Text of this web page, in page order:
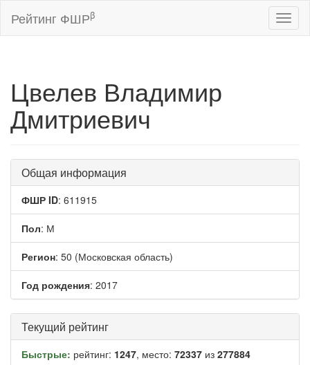
Рейтинг ФШРβ
Цвелев Владимир
Дмитриевич
Общая информация
ФШР ID: 611915
Пол: М
Регион: 50 (Московская область)
Год рождения: 2017
Текущий рейтинг
Быстрые: рейтинг: 1247, место: 72337 из 277884